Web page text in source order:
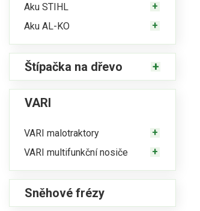
Aku STIHL
Aku AL-KO
Štípačka na dřevo
VARI
VARI malotraktory
VARI multifunkční nosiče
Sněhové frézy